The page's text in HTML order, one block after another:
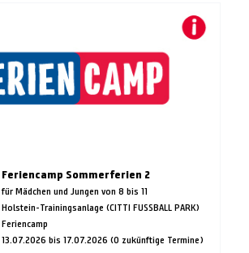
Feriencamp Sommerferien 2
für Mädchen und Jungen von 8 bis 11
Holstein-Trainingsanlage (CITTI FUSSBALL PARK)
Feriencamp
13.07.2026 bis 17.07.2026 (0 zukünftige Termine)